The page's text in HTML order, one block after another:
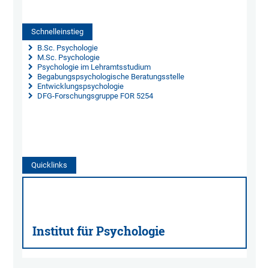
Schnelleinstieg
B.Sc. Psychologie
M.Sc. Psychologie
Psychologie im Lehramtsstudium
Begabungspsychologische Beratungsstelle
Entwicklungspsychologie
DFG-Forschungsgruppe FOR 5254
Quicklinks
Institut für Psychologie